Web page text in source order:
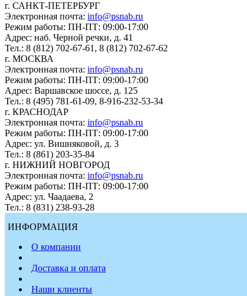
г. САНКТ-ПЕТЕРБУРГ
Электронная почта: info@psnab.ru
Режим работы: ПН-ПТ: 09:00-17:00
Адрес: наб. Черной речки, д. 41
Тел.: 8 (812) 702-67-61, 8 (812) 702-67-62
г. МОСКВА
Электронная почта: info@psnab.ru
Режим работы: ПН-ПТ: 09:00-17:00
Адрес: Варшавское шоссе, д. 125
Тел.: 8 (495) 781-61-09, 8-916-232-53-34
г. КРАСНОДАР
Электронная почта: info@psnab.ru
Режим работы: ПН-ПТ: 09:00-17:00
Адрес: ул. Вишняковой, д. 3
Тел.: 8 (861) 203-35-84
г. НИЖНИЙ НОВГОРОД
Электронная почта: info@psnab.ru
Режим работы: ПН-ПТ: 09:00-17:00
Адрес: ул. Чаадаева, 2
Тел.: 8 (831) 238-93-28
ИНФОРМАЦИЯ
О компании
Доставка и оплата
Наши клиенты